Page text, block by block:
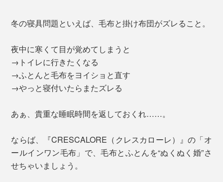
冬の寝具問題といえば、毛布と掛け布団がズレること。
夜中に寒くて目が覚めてしまうと
→トイレに行きたくなる
→ふとんと毛布をヨイショと直す
→やっと寝付いたらまたズレる
あぁ、貴重な睡眠時間を返しておくれ……。
ならば、『CRESCALORE（クレスカローレ）』の「オ
ールインワン毛布」で、毛布とふとんを“ぬくぬく婚”さ
せちゃいましょう。